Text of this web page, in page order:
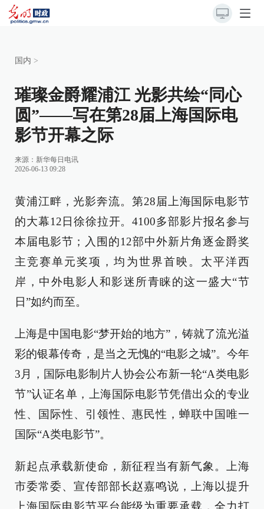
国内 >
璀璨金爵耀浦江 光影共绘“同心
圆”——写在第28届上海国际电
影节开幕之际
来源： 新华每日电讯
2026-06-13 09:28
黄浦江畔，光影奔流。第28届上海国际电影节
的大幕12日徐徐拉开。4100多部影片报名参与
本届电影节；入围的12部中外新片角逐金爵奖
主竞赛单元奖项，均为世界首映。太平洋西
岸，中外电影人和影迷所青睐的这一盛大“节
日”如约而至。
上海是中国电影“梦开始的地方”，铸就了流光溢
彩的银幕传奇，是当之无愧的“电影之城”。今年
3月，国际电影制片人协会公布新一轮“A类电影
节”认证名单，上海国际电影节凭借出众的专业
性、国际性、引领性、惠民性，蝉联中国唯一
国际“A类电影节”。
新起点承载新使命，新征程当有新气象。上海
市委常委、宣传部部长赵嘉鸣说，上海以提升
上海国际电影节平台能级为重要承载，全力打